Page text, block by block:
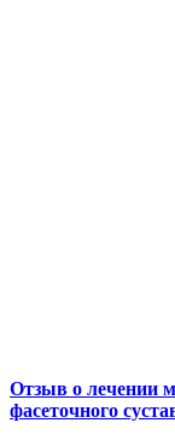
Отзыв о лечении
фасеточного